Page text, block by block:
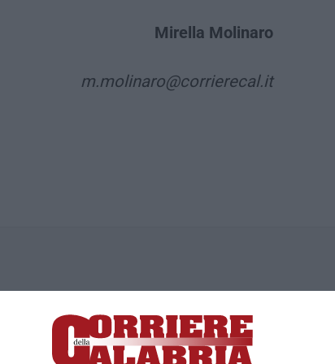
Mirella Molinaro
m.molinaro@corrierecal.it
Terme (CZ)
responsabile Paola Militano |Privacy